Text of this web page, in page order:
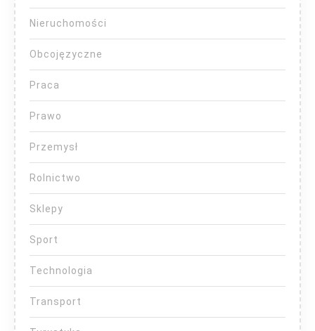
Nieruchomości
Obcojęzyczne
Praca
Prawo
Przemysł
Rolnictwo
Sklepy
Sport
Technologia
Transport